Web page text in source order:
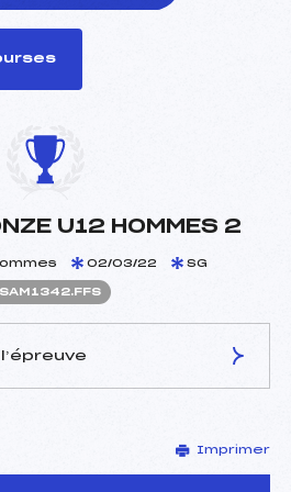
U12 HOMMES 2
02/03/22 SG
DAGAND JULIEN (SA)
PERRIER JULIE (SA)
Imprimer